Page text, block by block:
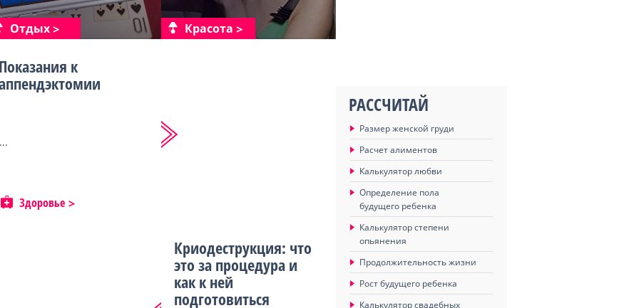
Отдых Красота
Показания к
...
Здоровье
Криодеструкция: что
это за процедура и
как к ней
подготовиться
РАССЧИТАЙ
Размер женской груди
Расчет алиментов
Калькулятор любви
Определение пола
будущего ребенка
Калькулятор степени
опьянения
Продолжительность жизни
Рост будущего ребенка
Калькулятор свадебных